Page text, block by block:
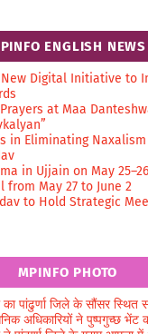
ENGLISH NEWS
Digital Initiative to
at Maa
in Eliminating
in Ujjain on May
from May 27 to June 2
to Hold Strategic
MPINFO PHOTO
पांढुर्णा जिले के सौंसर स्थित
अधिकारियों ने पुष्पगुच्छ भेंट